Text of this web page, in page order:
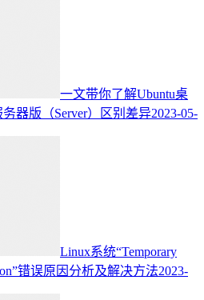
一文带你了解Ubuntu桌
器版（Server）区别差异2023-05-
Linux系统“Temporary
错误原因分析及解决方法2023-